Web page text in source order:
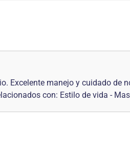
Excelente manejo y cuidado de
con: Estilo de vida -